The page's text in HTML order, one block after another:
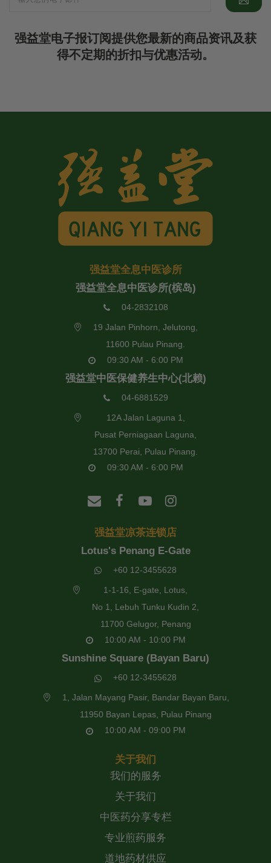
强益堂电子报订阅提供您最新的商品资讯及获
得不定期的折扣与优惠活动。
强益堂全息中医诊所
强益堂全息中医诊所(槟岛)
04-2832108
19 Jalan Pinhorn, Jelutong,
11600 Pulau Pinang.
09:30 AM - 6:00 PM
强益堂中医保健养生中心(北赖)
04-6881529
12A Jalan Laguna 1,
Pusat Perniagaan Laguna,
13700 Perai, Pulau Pinang.
09:30 AM - 6:00 PM
强益堂凉茶连锁店
Lotus's Penang E-Gate
+60 12-3455628
1-1-16, E-gate, Lotus,
No 1, Lebuh Tunku Kudin 2,
11700 Gelugor, Penang
10:00 AM - 10:00 PM
Sunshine Square (Bayan Baru)
+60 12-3455628
1, Jalan Mayang Pasir, Bandar Bayan Baru,
11950 Bayan Lepas, Pulau Pinang
10:00 AM - 09:00 PM
关于我们
我们的服务
关于我们
中医药分享专栏
专业煎药服务
道地药材供应